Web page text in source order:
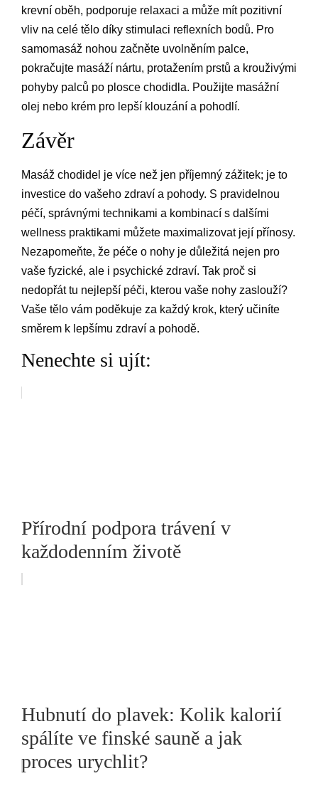
krevní oběh, podporuje relaxaci a může mít pozitivní
vliv na celé tělo díky stimulaci reflexních bodů. Pro
samomasáž nohou začněte uvolněním palce,
pokračujte masáží nártu, protažením prstů a krouživými
pohyby palců po plosce chodidla. Použijte masážní
olej nebo krém pro lepší klouzání a pohodlí.
Závěr
Masáž chodidel je více než jen příjemný zážitek; je to
investice do vašeho zdraví a pohody. S pravidelnou
péčí, správnými technikami a kombinací s dalšími
wellness praktikami můžete maximalizovat její přínosy.
Nezapomeňte, že péče o nohy je důležitá nejen pro
vaše fyzické, ale i psychické zdraví. Tak proč si
nedopřát tu nejlepší péči, kterou vaše nohy zaslouží?
Vaše tělo vám poděkuje za každý krok, který učiníte
směrem k lepšímu zdraví a pohodě.
Nenechte si ujít:
Přírodní podpora trávení v
každodenním životě
Hubnutí do plavek: Kolik kalorií
spálíte ve finské sauně a jak
proces urychlit?